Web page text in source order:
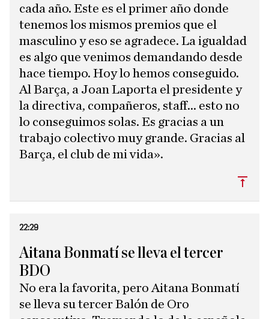
cada año. Este es el primer año donde
tenemos los mismos premios que el
masculino y eso se agradece. La igualdad
es algo que venimos demandando desde
hace tiempo. Hoy lo hemos conseguido.
Al Barça, a Joan Laporta el presidente y
la directiva, compañeros, staff... esto no
lo conseguimos solas. Es gracias a un
trabajo colectivo muy grande. Gracias al
Barça, el club de mi vida».
22:29
Aitana Bonmatí se lleva el tercer
BDO
No era la favorita, pero Aitana Bonmatí
se lleva su tercer Balón de Oro